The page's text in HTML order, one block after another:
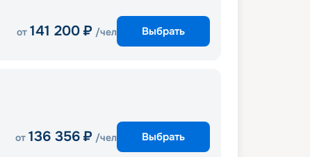
от 141 200 ₽ /чел Выбрать
от 136 356 ₽ /чел Выбрать